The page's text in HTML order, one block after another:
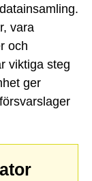
vara
och
viktiga steg
ger